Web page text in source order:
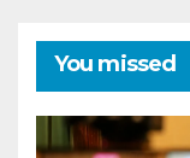
You missed